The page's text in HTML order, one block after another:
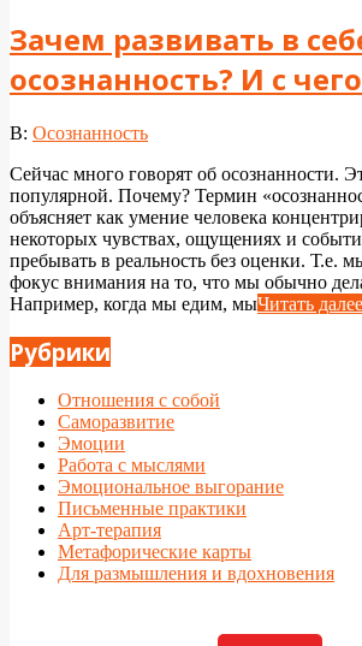
Зачем развивать в
осознанность? И с
2024-
25
В: Осознанность
Сейчас много говорят об осознанности.
популярной. Почему? Термин
объясняет как умение человека
некоторых чувствах, ощущениях и
пребывать в реальность без оценки. Т.е.
фокус внимания на то, что мы обычно
Например, когда мы едим, мыЧитать
Рубрики
Отношения с собой
Саморазвитие
Эмоции
Работа с мыслями
Эмоциональное выгорание
Письменные практики
Арт-терапия
Метафорические карты
Для размышления и вдохновения